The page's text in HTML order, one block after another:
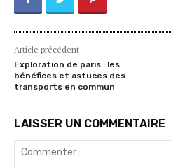
Article précédent
Exploration de paris : les
bénéfices et astuces des
transports en commun
LAISSER UN COMMENTAIRE